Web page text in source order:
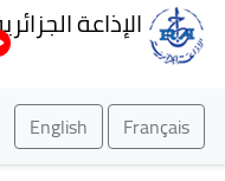
الإذاعة الجزائرية
Français
English